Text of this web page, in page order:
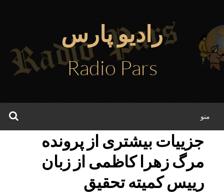
محتوا
رادیو پارس
Radio Pars
منو
جزییات بیشتری از پرونده
مرگ زهرا کاظمی از زبان
رییس کمیته تحقیق